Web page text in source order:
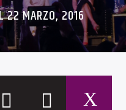
22 MARZO, 2016